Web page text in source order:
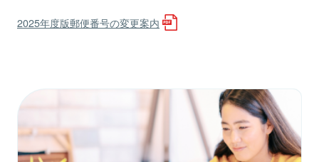
2025年度版郵便番号の変更案内